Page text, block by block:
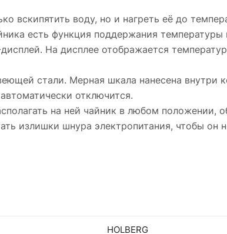
вскипятить воду, но и нагреть её до
есть функция поддержания температуры
На дисплее отображается
стали. Мерная шкала нанесена внутри
отключится.
на ней чайник в любом положении,
излишки шнура электропитания, чтобы он
HOLBERG